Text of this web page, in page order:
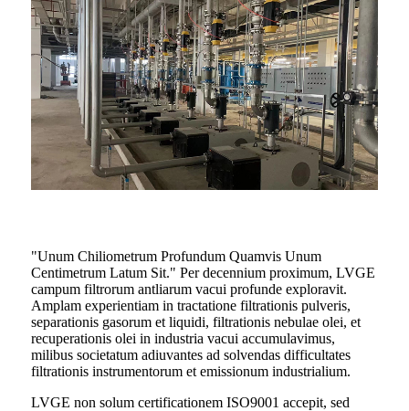
"Unum Chiliometrum Profundum Quamvis Unum
Centimetrum Latum Sit." Per decennium proximum, LVGE
campum filtrorum antliarum vacui profunde exploravit.
Amplam experientiam in tractatione filtrationis pulveris,
separationis gasorum et liquidi, filtrationis nebulae olei, et
recuperationis olei in industria vacui accumulavimus,
milibus societatum adiuvantes ad solvendas difficultates
filtrationis instrumentorum et emissionum industrialium.
LVGE non solum certificationem ISO9001 accepit, sed